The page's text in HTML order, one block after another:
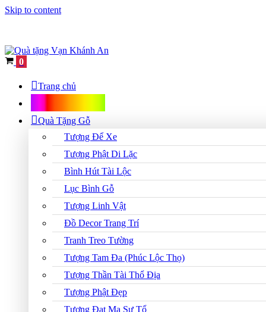
Skip to content
Cart
0
Trang chủ
Quà Tặng Gỗ
Tượng Để Xe
Tượng Phật Di Lặc
Bình Hút Tài Lộc
Lục Bình Gỗ
Tượng Linh Vật
Đồ Decor Trang Trí
Tranh Treo Tường
Tượng Tam Đa (Phúc Lộc Thọ)
Tượng Thần Tài Thổ Địa
Tượng Phật Đẹp
Tượng Đạt Ma Sư Tổ